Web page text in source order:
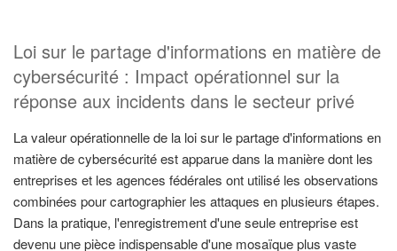
Loi sur le partage d'informations en matière de
cybersécurité : Impact opérationnel sur la
réponse aux incidents dans le secteur privé
La valeur opérationnelle de la loi sur le partage d'informations en
matière de cybersécurité est apparue dans la manière dont les
entreprises et les agences fédérales ont utilisé les observations
combinées pour cartographier les attaques en plusieurs étapes.
Dans la pratique, l'enregistrement d'une seule entreprise est
devenu une pièce indispensable d'une mosaïque plus vaste